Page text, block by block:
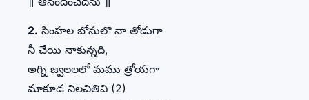
2. సింహల బోనులొ నా తోడుగా
నీ చేయి నాకున్నది,
అగ్ని జ్వలలలో మము త్రోయగా
మాకూడ నిలచితివి (2)